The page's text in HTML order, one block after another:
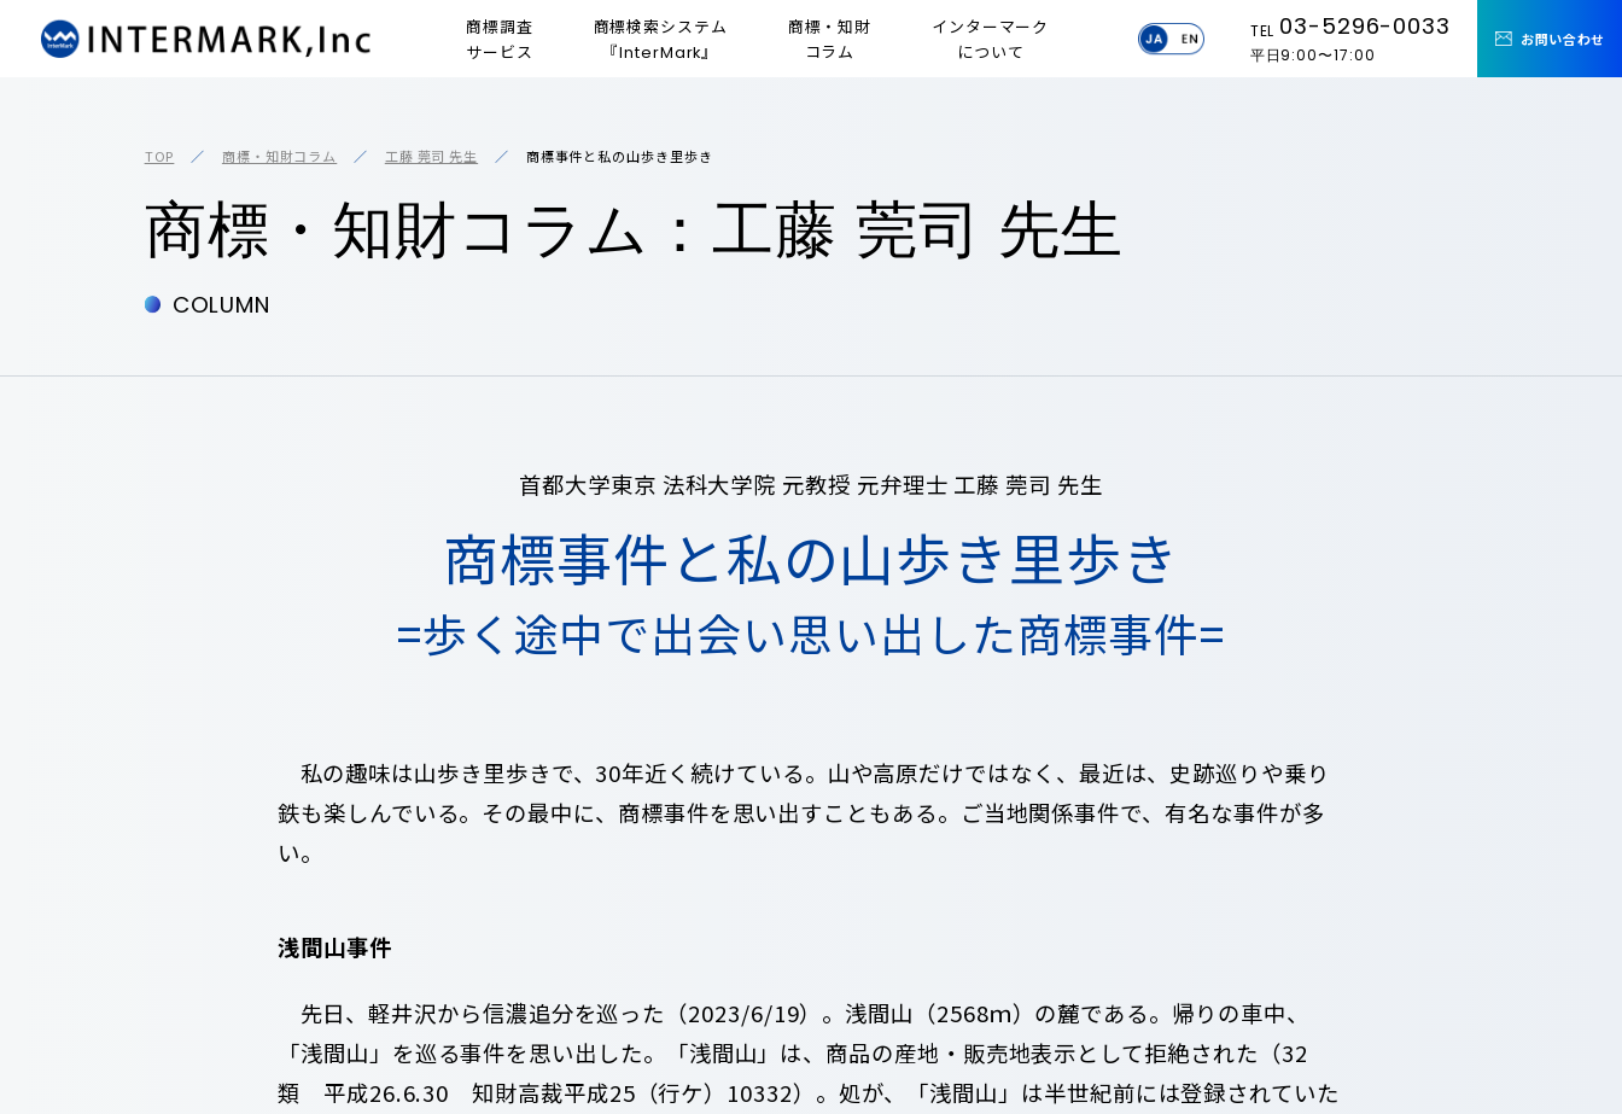
商標調査
サービス
商標検索システム
『InterMark』
商標・知財
コラム
インターマーク
について
TEL 03-5296-0033
平日9:00〜17:00
お問い合わせ
TOP 商標・知財コラム 工藤 莞司 先生 商標事件と私の山歩き里歩き
商標・知財コラム：工藤 莞司 先生
COLUMN
首都大学東京 法科大学院 元教授 元弁理士 工藤 莞司 先生
商標事件と私の山歩き里歩き
=歩く途中で出会い思い出した商標事件=
私の趣味は山歩き里歩きで、30年近く続けている。山や高原だけではなく、最近は、史跡巡りや乗り
鉄も楽しんでいる。その最中に、商標事件を思い出すこともある。ご当地関係事件で、有名な事件が多
い。
浅間山事件
先日、軽井沢から信濃追分を巡った（2023/6/19）。浅間山（2568ｍ）の麓である。帰りの車中、
「浅間山」を巡る事件を思い出した。「浅間山」は、商品の産地・販売地表示として拒絶された（32
類 平成26.6.30 知財高裁平成25（行ケ）10332）。処が、「浅間山」は半世紀前には登録されていた